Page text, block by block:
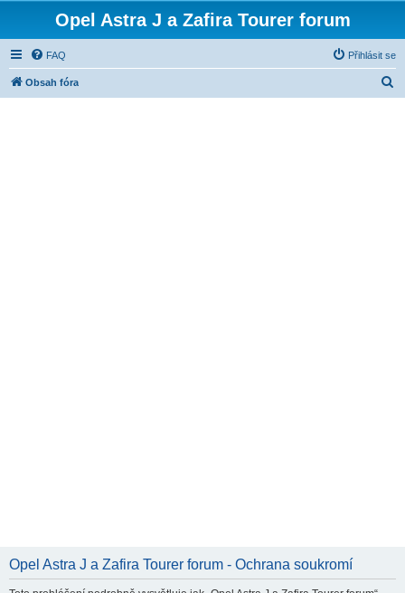
Opel Astra J a Zafira Tourer forum
FAQ Přihlásit se
Obsah fóra
Opel Astra J a Zafira Tourer forum - Ochrana soukromí